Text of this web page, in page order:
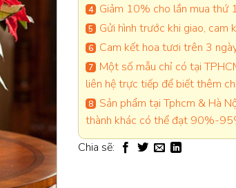
Giảm 10% cho lần mua thứ
Gửi hình trước khi giao,
Cam kết hoa tươi trên 3
Một số mẫu chỉ có tại
liên hệ trực tiếp để biết thêm
Sản phẩm tại Tphcm & Hà
thành khác có thể đạt 90%-
Chia sẽ: